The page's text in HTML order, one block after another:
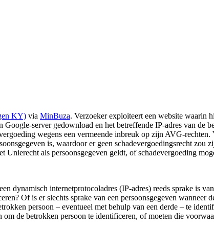
KY) via MinBuza. Verzoeker exploiteert een website waarin
server gedownload en het betreffende IP-adres van de
wegens een vermeende inbreuk op zijn AVG-rechten.
is, waardoor er geen schadevergoedingsrecht zou
als persoonsgegeven geldt, of schadevergoeding
dynamisch internetprotocoladres (IP-adres) reeds sprake is
Of is er slechts sprake van een persoonsgegeven wanneer
persoon – eventueel met behulp van een derde – te
de betrokken persoon te identificeren, of moeten die